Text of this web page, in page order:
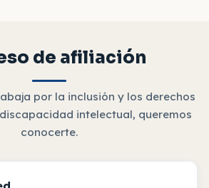
de afiliación
por la inclusión y los derechos
intelectual, queremos
conocerte.